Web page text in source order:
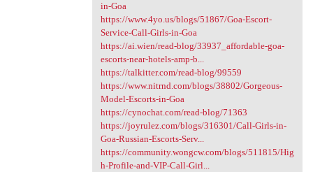
in-Goa
https://www.4yo.us/blogs/51867/Goa-Escort-
Service-Call-Girls-in-Goa
https://ai.wien/read-blog/33937_affordable-goa-
escorts-near-hotels-amp-b...
https://talkitter.com/read-blog/99559
https://www.nitrnd.com/blogs/38802/Gorgeous-
Model-Escorts-in-Goa
https://cynochat.com/read-blog/71363
https://joyrulez.com/blogs/316301/Call-Girls-in-
Goa-Russian-Escorts-Serv...
https://community.wongcw.com/blogs/511815/Hig
h-Profile-and-VIP-Call-Girl...